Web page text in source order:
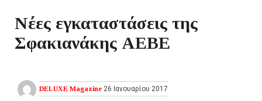
Νέες εγκαταστάσεις της
Σφακιανάκης ΑΕΒΕ
DELUXE Magazine 26 Ιανουαρίου 2017